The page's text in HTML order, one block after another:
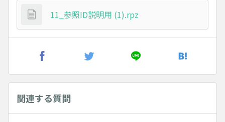
11_参照ID説明用 (1).rpz
関連する質問